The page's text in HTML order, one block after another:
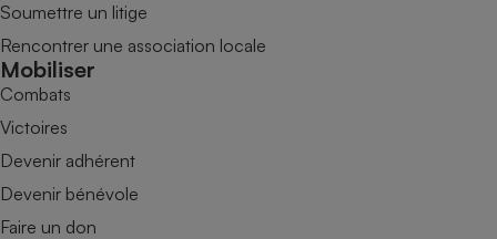
Soumettre un litige
Rencontrer une association locale
Mobiliser
Combats
Victoires
Devenir adhérent
Devenir bénévole
Faire un don